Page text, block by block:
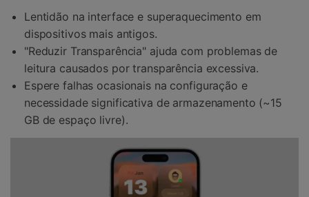
Lentidão na interface e superaquecimento em
dispositivos mais antigos.
"Reduzir Transparência" ajuda com problemas de
leitura causados por transparência excessiva.
Espere falhas ocasionais na configuração e
necessidade significativa de armazenamento (~15
GB de espaço livre).